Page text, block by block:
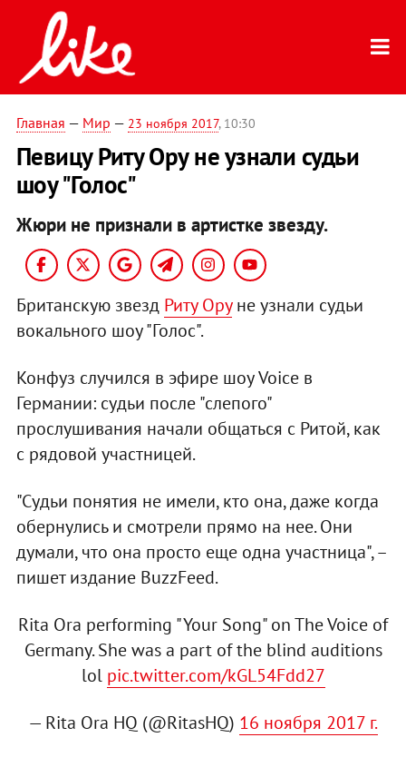
Главная — Мир — 23 ноября 2017, 10:30
Певицу Риту Ору не узнали судьи
шоу "Голос"
Жюри не признали в артистке звезду.
Британскую звезд Риту Оруне узнали судьи
вокального шоу "Голос".
Конфуз случился в эфире шоу Voice в
Германии: судьи после "слепого"
прослушивания начали общаться с Ритой, как
с рядовой участницей.
"Судьи понятия не имели, кто она, даже когда
обернулись и смотрели прямо на нее. Они
думали, что она просто еще одна участница", –
пишет издание BuzzFeed.
Rita Ora performing "Your Song" on The Voice of
Germany. She was a part of the blind auditions
lol pic.twitter.com/kGL54Fdd27
— Rita Ora HQ (@RitasHQ) 16 ноября 2017 г.